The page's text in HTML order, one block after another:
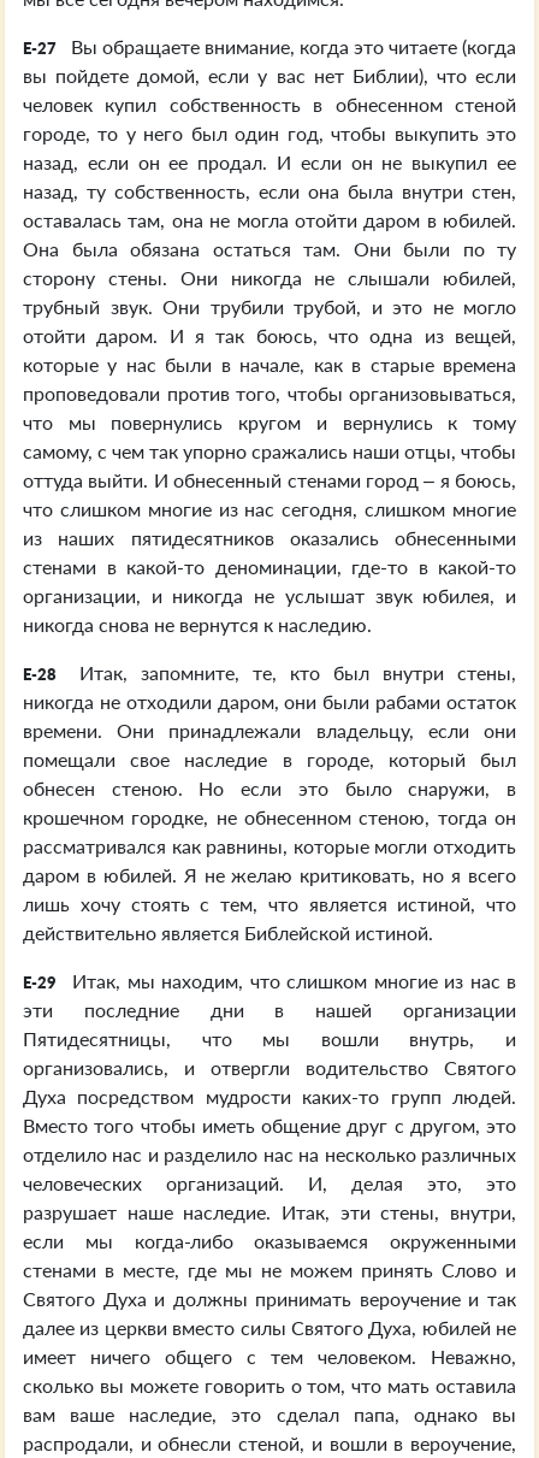
E-27
Вы обращаете внимание, когда это читаете (когда
вы пойдете домой, если у вас нет Библии), что если
человек купил собственность в обнесенном стеной
городе, то у него был один год, чтобы выкупить это
назад, если он ее продал. И если он не выкупил ее
назад, ту собственность, если она была внутри стен,
оставалась там, она не могла отойти даром в юбилей.
Она была обязана остаться там. Они были по ту
сторону стены. Они никогда не слышали юбилей,
трубный звук. Они трубили трубой, и это не могло
отойти даром. И я так боюсь, что одна из вещей,
которые у нас были в начале, как в старые времена
проповедовали против того, чтобы организовываться,
что мы повернулись кругом и вернулись к тому
самому, с чем так упорно сражались наши отцы, чтобы
оттуда выйти. И обнесенный стенами город – я боюсь,
что слишком многие из нас сегодня, слишком многие
из наших пятидесятников оказались обнесенными
стенами в какой-то деноминации, где-то в какой-то
организации, и никогда не услышат звук юбилея, и
никогда снова не вернутся к наследию.
E-28
Итак, запомните, те, кто был внутри стены,
никогда не отходили даром, они были рабами остаток
времени. Они принадлежали владельцу, если они
помещали свое наследие в городе, который был
обнесен стеною. Но если это было снаружи, в
крошечном городке, не обнесенном стеною, тогда он
рассматривался как равнины, которые могли отходить
даром в юбилей. Я не желаю критиковать, но я всего
лишь хочу стоять с тем, что является истиной, что
действительно является Библейской истиной.
E-29
Итак, мы находим, что слишком многие из нас в
эти последние дни в нашей организации
Пятидесятницы, что мы вошли внутрь, и
организовались, и отвергли водительство Святого
Духа посредством мудрости каких-то групп людей.
Вместо того чтобы иметь общение друг с другом, это
отделило нас и разделило нас на несколько различных
человеческих организаций. И, делая это, это
разрушает наше наследие. Итак, эти стены, внутри,
если мы когда-либо оказываемся окруженными
стенами в месте, где мы не можем принять Слово и
Святого Духа и должны принимать вероучение и так
далее из церкви вместо силы Святого Духа, юбилей не
имеет ничего общего с тем человеком. Неважно,
сколько вы можете говорить о том, что мать оставила
вам ваше наследие, это сделал папа, однако вы
распродали, и обнесли стеной, и вошли в вероучение,